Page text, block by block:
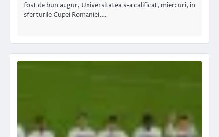
fost de bun augur, Universitatea s-a calificat, miercuri, in
sferturile Cupei Romaniei,…